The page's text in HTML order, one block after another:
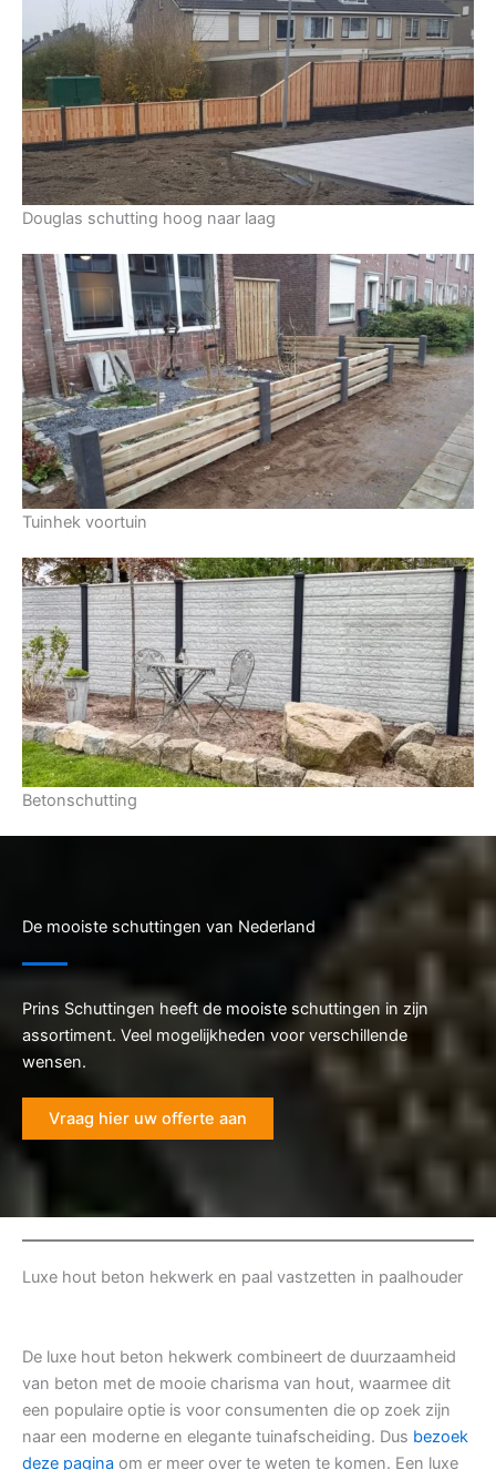
Douglas schutting hoog naar laag
Tuinhek voortuin
Betonschutting
De mooiste schuttingen van Nederland
Prins Schuttingen heeft de mooiste schuttingen in zijn
assortiment. Veel mogelijkheden voor verschillende
wensen.
Vraag hier uw offerte aan
Luxe hout beton hekwerk en paal vastzetten in paalhouder
De luxe hout beton hekwerk combineert de duurzaamheid
van beton met de mooie charisma van hout, waarmee dit
een populaire optie is voor consumenten die op zoek zijn
naar een moderne en elegante tuinafscheiding. Dus bezoek
deze pagina om er meer over te weten te komen. Een luxe